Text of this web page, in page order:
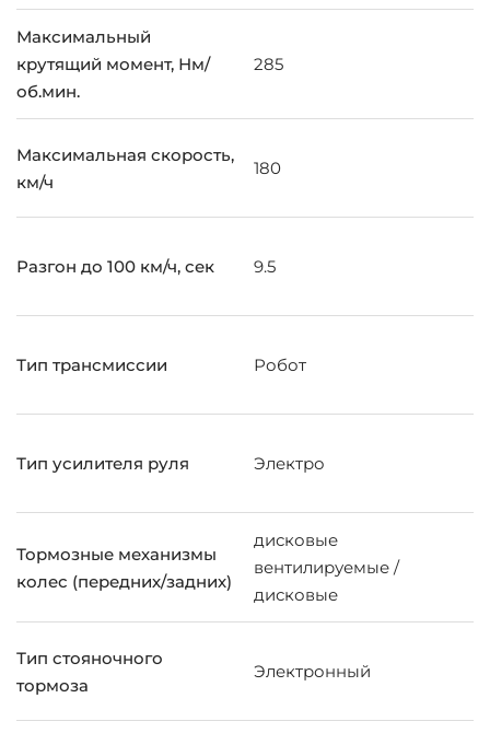
Максимальный
крутящий момент, Нм/
об.мин.
285
Максимальная скорость,
км/ч
180
Разгон до 100 км/ч, сек 9.5
Тип трансмиссии Робот
Тип усилителя руля Электро
Тормозные механизмы
колес (передних/задних)
дисковые
вентилируемые /
дисковые
Тип стояночного
тормоза
Электронный